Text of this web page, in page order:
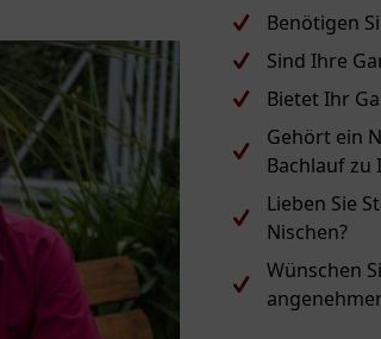
Benötigen
Sind Ihre
Bietet Ihr
Gehört ein
Bachlauf zu
Lieben Sie
Nischen?
Wünschen